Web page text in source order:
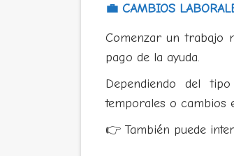
💼 CAMBIOS
Comenzar un trabajo
pago de la ayuda.
Dependiendo del
temporales o cambios
👉 También puede